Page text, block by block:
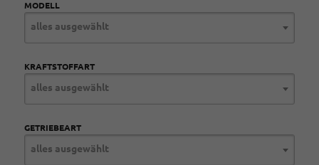
MODELL
alles ausgewählt
KRAFTSTOFFART
alles ausgewählt
GETRIEBEART
alles ausgewählt